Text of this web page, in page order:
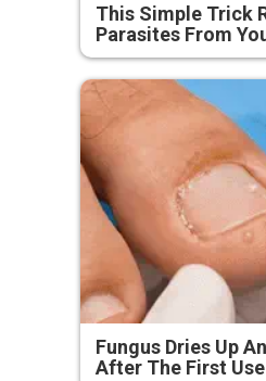
This Simple Trick
Parasites From
Fungus Dries Up
After The First Use